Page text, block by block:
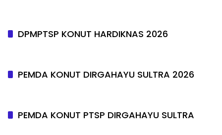
DPMPTSP KONUT HARDIKNAS 2026
PEMDA KONUT DIRGAHAYU SULTRA 2026
PEMDA KONUT PTSP DIRGAHAYU SULTRA